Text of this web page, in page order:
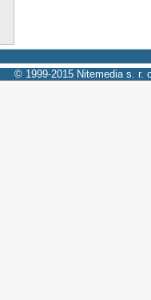
© 1999-2015 Nitemedia s. r.